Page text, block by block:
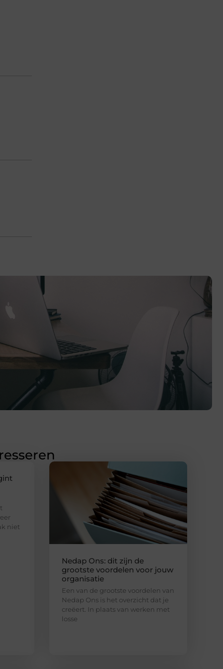
niet
Nedap Ons: dit zijn de
grootste voordelen voor jouw
organisatie
Een van de grootste voordelen van
Nedap Ons is het overzicht dat je
creëert. In plaats van werken met
losse